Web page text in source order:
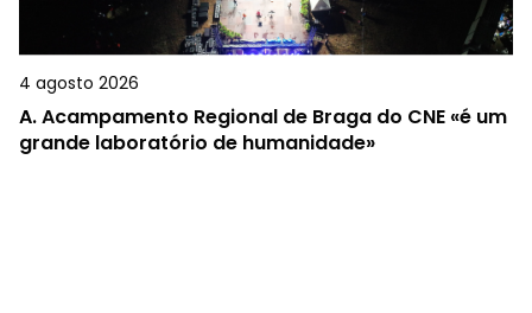
4 agosto 2026
A.Acampamento Regional de Braga do CNE «é um
grande laboratório de humanidade»